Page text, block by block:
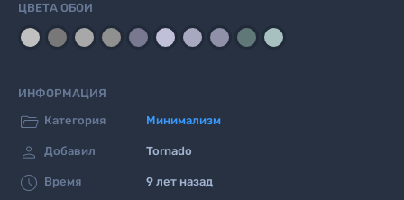
ЦВЕТА ОБОИ
ИНФОРМАЦИЯ
 Категория Минимализм
 Добавил Tornado
 Время 9 лет назад